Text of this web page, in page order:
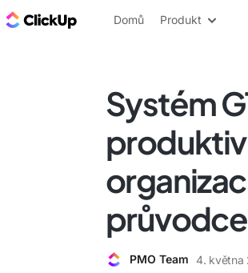
ClickUp blog
Domů Produkt
Systém
průvodce
PMO Team 4. května